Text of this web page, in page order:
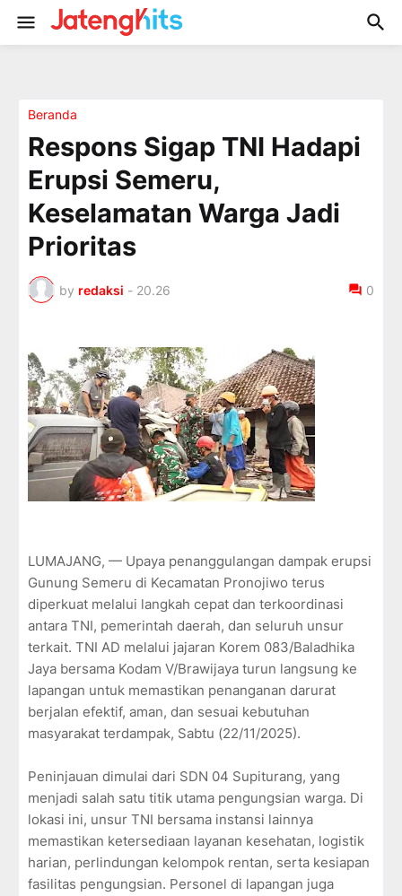
Beranda
Respons Sigap TNI Hadapi
Erupsi Semeru,
Keselamatan Warga Jadi
Prioritas
by redaksi - 20.26 0
LUMAJANG, — Upaya penanggulangan dampak erupsi
Gunung Semeru di Kecamatan Pronojiwo terus
diperkuat melalui langkah cepat dan terkoordinasi
antara TNI, pemerintah daerah, dan seluruh unsur
terkait. TNI AD melalui jajaran Korem 083/Baladhika
Jaya bersama Kodam V/Brawijaya turun langsung ke
lapangan untuk memastikan penanganan darurat
berjalan efektif, aman, dan sesuai kebutuhan
masyarakat terdampak, Sabtu (22/11/2025).
Peninjauan dimulai dari SDN 04 Supiturang, yang
menjadi salah satu titik utama pengungsian warga. Di
lokasi ini, unsur TNI bersama instansi lainnya
memastikan ketersediaan layanan kesehatan, logistik
harian, perlindungan kelompok rentan, serta kesiapan
fasilitas pengungsian. Personel di lapangan juga